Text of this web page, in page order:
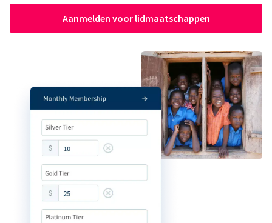
Aanmelden voor lidmaatschappen